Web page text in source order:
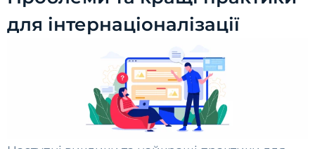
для інтернаціоналізації